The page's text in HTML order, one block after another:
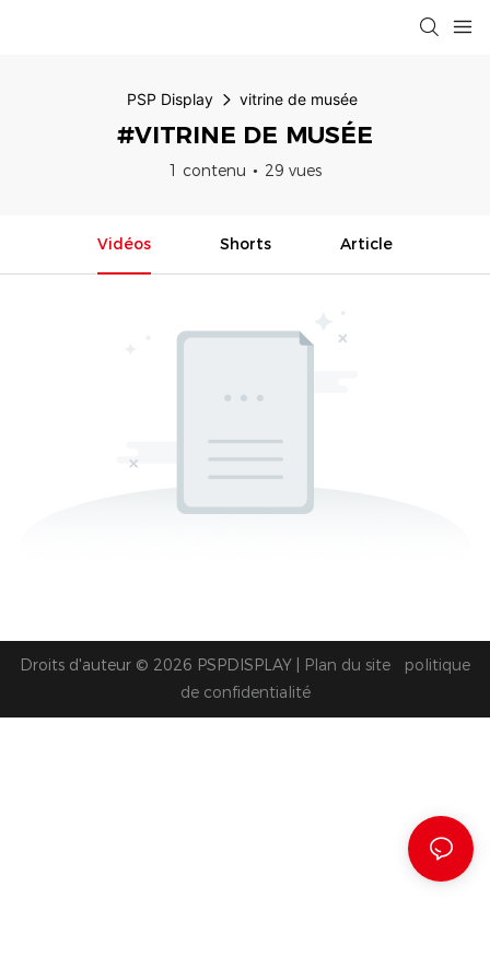
PSP Display vitrine de musée
#VITRINE DE MUSÉE
1 contenu 29 vues
Vidéos Shorts Article
Droits d'auteur © 2026 PSPDISPLAY | Plan du site
politique
de confidentialité